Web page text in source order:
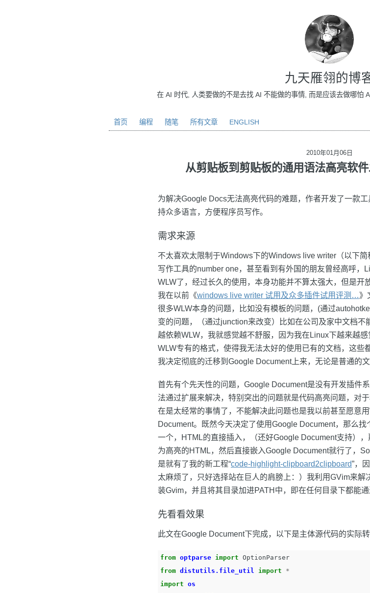
九天雁翎的博
在 AI 时代, 人类要做的不是去找 AI 不能做的事情, 而是应该去做哪怕
首页 编程 随笔 所有文章 ENGLISH
2010年01月06日
从剪贴板到剪贴板的通用语法高亮软件
为解决Google Docs无法高亮代码的难题，作者开发了一款
持众多语言，方便程序员写作。
需求来源
不太喜欢太限制于Windows下的Windows live writer（以下
写作工具的number one，甚至看到有外国的朋友曾经高呼，
WLW了，经过长久的使用，本身功能并不算太强大，但是开
我在以前《windows live writer 试用及众多插件试用评测…》
很多WLW本身的问题，比如没有模板的问题，(通过
变的问题，（通过junction来改变）比如在公司及家中文档不
越依赖WLW，我就感觉越不舒服，因为我在Linux下越来越
WLW专有的格式，使得我无法太好的使用已有的文档，这些
我决定彻底的迁移到Google Document上来，无论是普通的
首先有个先天性的问题，Google Document是没有开发插件
法通过扩展来解决，特别突出的问题就是代码高亮问题，对
在是太经常的事情了，不能解决此问题也是我以前甚至愿意
Document。既然今天决定了使用Google Document，那么
一个，HTML的直接插入，（还好Google Document支持）
为高亮的HTML，然后直接嵌入Google Document就行了
是就有了我的新工程“code-highlight-clipboard2clipboard”，
太麻烦了，只好选择站在巨人的肩膀上：）我利用GVim来解
装Gvim，并且将其目录加进PATH中，即在任何目录下都能通
先看看效果
此文在Google Document下完成，以下是主体源代码的实际
from optparse import OptionParser
from distutils.file_util import
*
import os